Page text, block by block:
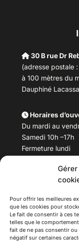
Pour offrir les meilleures
que les cookies pour
Le fait de consentir à ces
telles que le
fait de ne pas consentir
négatif sur certaines
30 B rue Dr
(adresse postale
à 100 mètres du
Dauphiné
Horaires
Du mardi au
Samedi 10h –17h
Fermeture lundi
Téléphone :